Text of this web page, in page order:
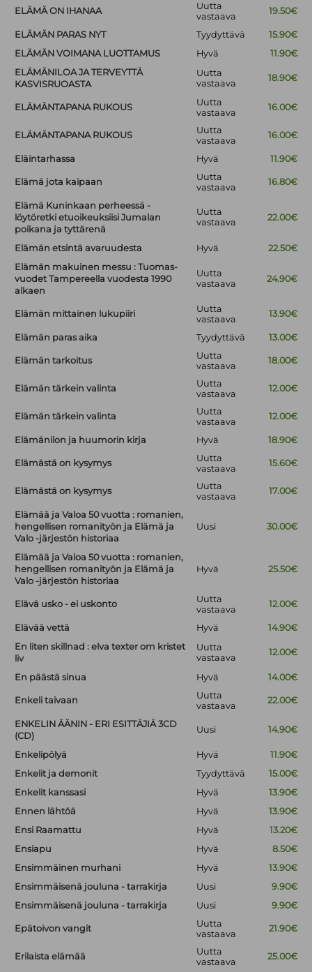
ELÄMÄ ON IHANAA
Uutta
vastaava
19.50€
ELÄMÄN PARAS NYT Tyydyttävä
15.90€
ELÄMÄN VOIMANA LUOTTAMUS
Hyvä
11.90€
ELÄMÄNILOA JA TERVEYTTÄ
KASVISRUOASTA
Uutta
vastaava
18.90€
ELÄMÄNTAPANA RUKOUS
Uutta
vastaava
16.00€
ELÄMÄNTAPANA RUKOUS
Uutta
vastaava
16.00€
Eläintarhassa Hyvä 11.90€
Elämä jota kaipaan
Uutta
vastaava
16.80€
Elämä Kuninkaan perheessä -
löytöretki etuoikeuksiisi Jumalan
poikana ja tyttärenä
Uutta
vastaava
22.00€
Elämän etsintä avaruudesta Hyvä
22.50€
Elämän makuinen messu : Tuomas-
vuodet Tampereella vuodesta 1990
alkaen
Uutta
vastaava
24.90€
Elämän mittainen lukupiiri
Uutta
vastaava
13.90€
Elämän paras aika Tyydyttävä 13.00€
Elämän tarkoitus
Uutta
vastaava
18.00€
Elämän tärkein valinta
Uutta
vastaava
12.00€
Elämän tärkein valinta
Uutta
vastaava
12.00€
Elämänilon ja huumorin kirja Hyvä 18.90€
Elämästä on kysymys
Uutta
vastaava
15.60€
Elämästä on kysymys
Uutta
vastaava
17.00€
Elämää ja Valoa 50 vuotta : romanien,
hengellisen romanityön ja Elämä ja
Valo -järjestön historiaa
Uusi 30.00€
Elämää ja Valoa 50 vuotta : romanien,
hengellisen romanityön ja Elämä ja
Valo -järjestön historiaa
Hyvä 25.50€
Elävä usko - ei uskonto
Uutta
vastaava
12.00€
Elävää vettä Hyvä
14.90€
En liten skillnad : elva texter om kristet
liv
Uutta
vastaava
12.00€
En päästä sinua Hyvä 14.00€
Enkeli taivaan
Uutta
vastaava
22.00€
ENKELIN ÄÄNIN - ERI ESITTÄJIÄ 3CD
(CD)
Uusi 14.90€
Enkelipölyä Hyvä
11.90€
Enkelit ja demonit
Tyydyttävä
15.00€
Enkelit kanssasi
Hyvä
13.90€
Ennen lähtöä
Hyvä
13.90€
Ensi Raamattu
Hyvä
13.20€
Ensiapu
Hyvä
8.50€
Ensimmäinen murhani
Hyvä
13.90€
Ensimmäisenä jouluna - tarrakirja
Uusi
9.90€
Ensimmäisenä jouluna - tarrakirja
Uusi 9.90€
Epätoivon vangit
Uutta
vastaava
21.90€
Erilaista elämää
Uutta
vastaava
25.00€